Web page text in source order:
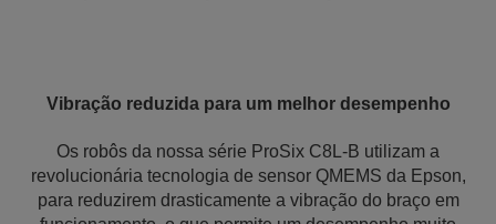
Vibração reduzida para um melhor desempenho
Os robôs da nossa série ProSix C8L-B utilizam a
revolucionária tecnologia de sensor QMEMS da Epson,
para reduzirem drasticamente a vibração do braço em